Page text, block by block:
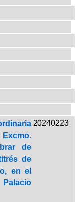
de
de
en el
20240223